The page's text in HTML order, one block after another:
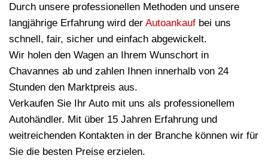
Durch unsere professionellen Methoden und unsere
langjährige Erfahrung wird der Autoankauf bei uns
schnell, fair, sicher und einfach abgewickelt.
Wir holen den Wagen an Ihrem Wunschort in
Chavannes ab und zahlen Ihnen innerhalb von 24
Stunden den Marktpreis aus.
Verkaufen Sie Ihr Auto mit uns als professionellem
Autohändler. Mit über 15 Jahren Erfahrung und
weitreichenden Kontakten in der Branche können wir für
Sie die besten Preise erzielen.